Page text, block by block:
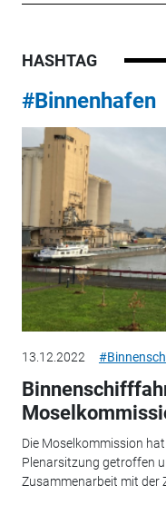
HASHTAG
#Binnenhafen
13.12.2022
Die Moselkommission
Plenarsitzung getroffen
Zusammenarbeit mit der